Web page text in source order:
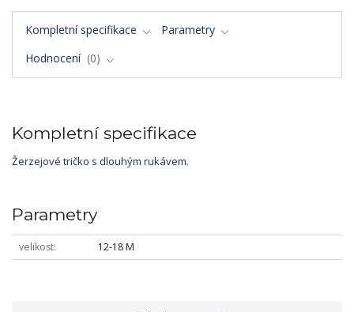
Kompletní specifikace
Parametry
Hodnocení
0
Kompletní specifikace
Žerzejové tričko s dlouhým rukávem.
Parametry
velikost 12-18 M